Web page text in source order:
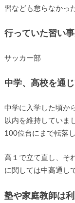
習なども怠らなかっ
行っていた習い
サッカー部
中学、高校を通
中学に入学した頃か
以内を維持していま
100位台にまで転落し
高１で立て直し、そ
に関しては中高通し
塾や家庭教師は